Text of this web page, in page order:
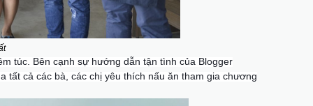
túc. Bên cạnh sự hướng dẫn tận tình của Blogger
tất cả các bà, các chị yêu thích nấu ăn tham gia chương